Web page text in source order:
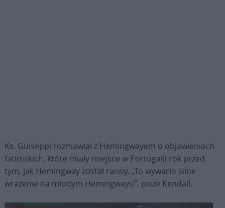
Ks. Guiseppi rozmawiał z Hemingwayem o objawieniach
fatimskich, które miały miejsce w Portugalii rok przed
tym, jak Hemingway został ranny. „To wywarło silne
wrażenie na młodym Hemingwayu”, pisze Kendall.